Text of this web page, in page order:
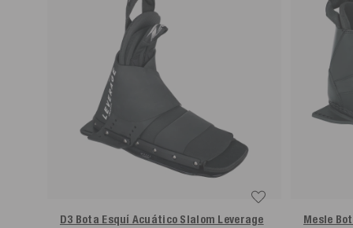
D3 Bota Esquí Acuático Slalom Leverage
Mesle